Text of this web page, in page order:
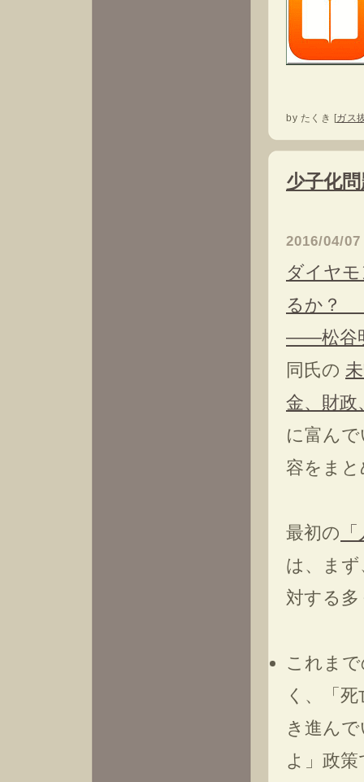
by たくき [ガス
少子化
2016/04/
ダイヤ
るか？
――松谷
同氏の
金、財政
に富ん
容をま
最初の
は、ま
対する
これま
く、「
き進ん
よ」政